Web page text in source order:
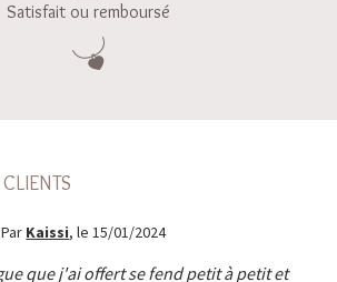
Satisfait ou remboursé
Par Kaissi, le 15/01/2024
que j'ai offert se fend petit à petit et